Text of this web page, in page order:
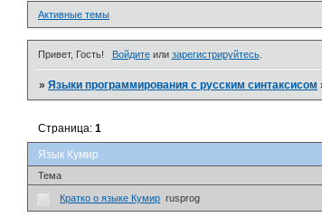
Активные темы
Привет, Гость! Войдитеили зарегистрируйтесь.
»Языки программирования с русским синтаксисом
Язык Кумир
Страница:1
Тема
Кратко о языке Кумир rusprog